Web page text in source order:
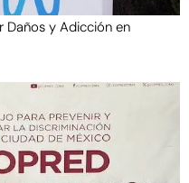
Daños y Adicción en